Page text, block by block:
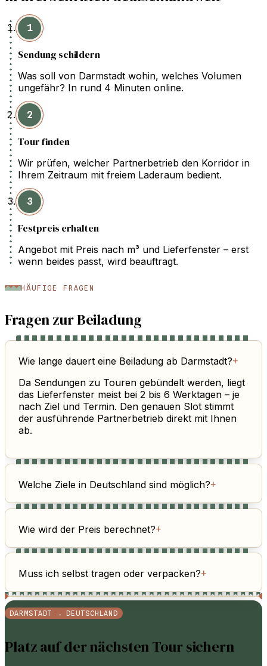
1
Sendung schildern
Was soll von Darmstadt wohin, welches Volumen
ungefähr? In rund 4 Minuten online.
2
Tour finden
Wir prüfen, welcher Partnerbetrieb den Korridor in
Ihrem Zeitraum mit freiem Laderaum bedient.
3
Festpreis erhalten
Angebot mit Preis nach m³ und Lieferfenster – erst
wenn beides passt, wird beauftragt.
HÄUFIGE FRAGEN
Fragen zur Beiladung
Wie lange dauert eine Beiladung ab Darmstadt?+
Da Sendungen zu Touren gebündelt werden, liegt
das Lieferfenster meist bei 2 bis 6 Werktagen – je
nach Ziel und Termin. Den genauen Slot stimmt
der ausführende Partnerbetrieb direkt mit Ihnen
ab.
Welche Ziele in Deutschland sind möglich?+
Wie wird der Preis berechnet?+
Muss ich selbst tragen oder verpacken?+
DARMSTADT → DEUTSCHLAND
Platz auf der nächsten Tour sichern